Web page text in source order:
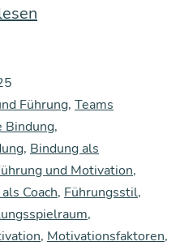
Führung, Teams
Bindung,
, Bindung als
und Motivation,
Coach, Führungsstil,
,
, Motivationsfaktoren,